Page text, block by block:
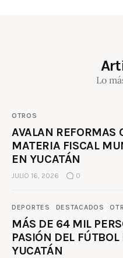
Lo
OTROS
AVALAN REFORMAS
MATERIA FISCAL
EN YUCATÁN
JULIO 16, 2026 0
DEPORTES DESTACADOS
MÁS DE 64 MIL
PASIÓN DEL
YUCATÁN